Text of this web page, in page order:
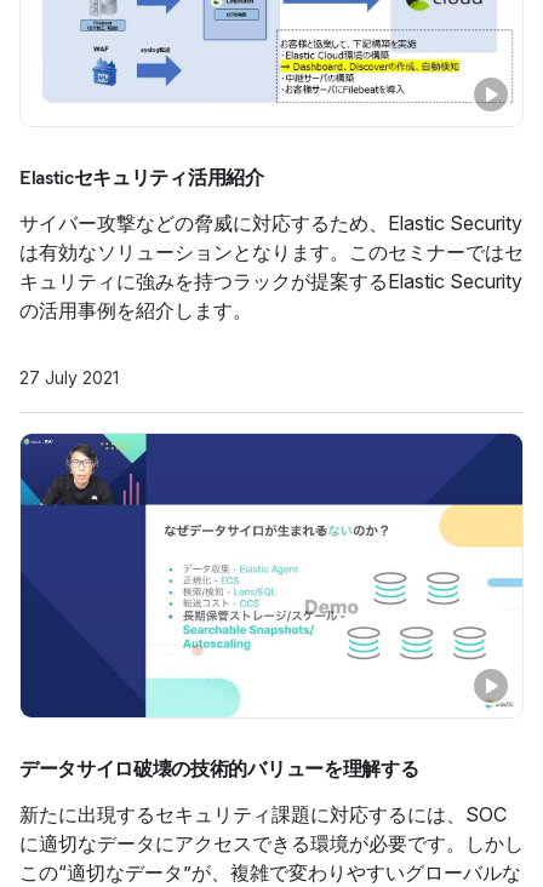
Elasticセキュリティ活用紹介
サイバー攻撃などの脅威に対応するため、Elastic Security
は有効なソリューションとなります。このセミナーではセ
キュリティに強みを持つラックが提案するElastic Security
の活用事例を紹介します。
27 July 2021
データサイロ破壊の技術的バリューを理解する
新たに出現するセキュリティ課題に対応するには、SOC
に適切なデータにアクセスできる環境が必要です。しかし
この“適切なデータ”が、複雑で変わりやすいグローバルな